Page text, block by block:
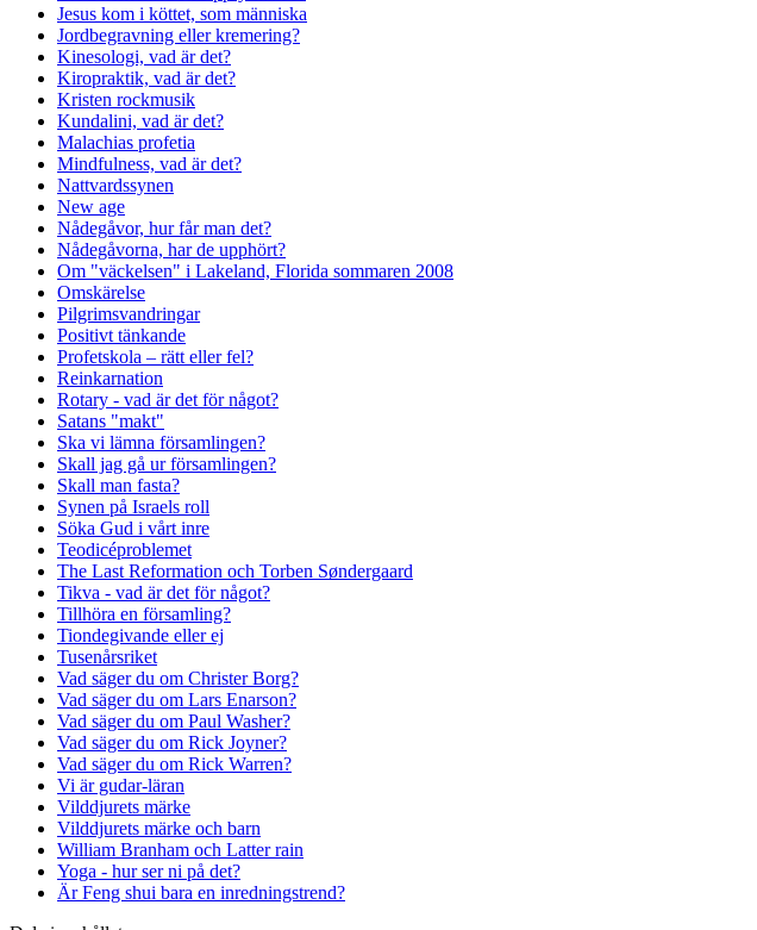
Jesus kom i köttet, som människa
Jordbegravning eller kremering?
Kinesologi, vad är det?
Kiropraktik, vad är det?
Kristen rockmusik
Kundalini, vad är det?
Malachias profetia
Mindfulness, vad är det?
Nattvardssynen
New age
Nådegåvor, hur får man det?
Nådegåvorna, har de upphört?
Om "väckelsen" i Lakeland, Florida sommaren 2008
Omskärelse
Pilgrimsvandringar
Positivt tänkande
Profetskola – rätt eller fel?
Reinkarnation
Rotary - vad är det för något?
Satans "makt"
Ska vi lämna församlingen?
Skall jag gå ur församlingen?
Skall man fasta?
Synen på Israels roll
Söka Gud i vårt inre
Teodicéproblemet
The Last Reformation och Torben Søndergaard
Tikva - vad är det för något?
Tillhöra en församling?
Tiondegivande eller ej
Tusenårsriket
Vad säger du om Christer Borg?
Vad säger du om Lars Enarson?
Vad säger du om Paul Washer?
Vad säger du om Rick Joyner?
Vad säger du om Rick Warren?
Vi är gudar-läran
Vilddjurets märke
Vilddjurets märke och barn
William Branham och Latter rain
Yoga - hur ser ni på det?
Är Feng shui bara en inredningstrend?